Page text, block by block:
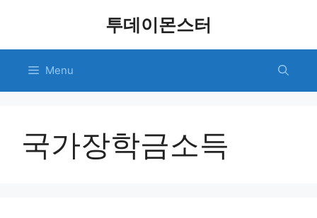
투데이몬스터
Menu
국가장학금소득